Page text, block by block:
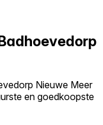
Nieuwe Meer
en goedkoopste